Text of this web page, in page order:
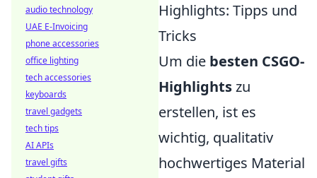
Highlights: Tipps und
Tricks
Um die besten CSGO-
Highlightszu
erstellen, ist es
wichtig, qualitativ
hochwertiges Material
audio technology
UAE E-Invoicing
phone accessories
office lighting
tech accessories
keyboards
travel gadgets
tech tips
AI APIs
travel gifts